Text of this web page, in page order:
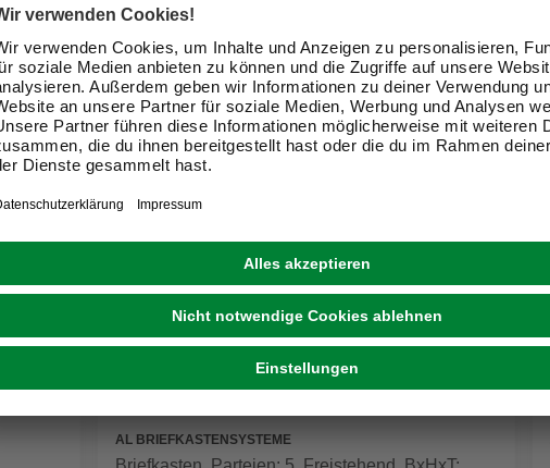
AL BRIEFKASTENSYSTEME